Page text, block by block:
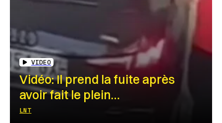
VIDEO
Vidéo: Il prend la fuite après
avoir fait le plein…
LNT